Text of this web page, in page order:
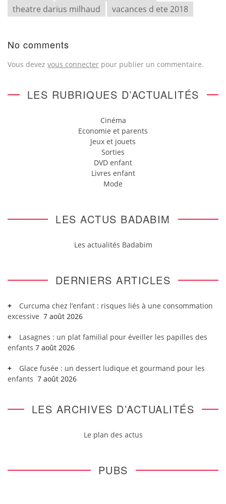
theatre darius milhaud
vacances d ete 2018
No comments
Vous devez vous connecter pour publier un commentaire.
LES RUBRIQUES D’ACTUALITÉS
Cinéma
Economie et parents
Jeux et jouets
Sorties
DVD enfant
Livres enfant
Mode
LES ACTUS BADABIM
Les actualités Badabim
DERNIERS ARTICLES
Curcuma chez l’enfant : risques liés à une consommation
excessive 7 août 2026
Lasagnes : un plat familial pour éveiller les papilles des
enfants 7 août 2026
Glace fusée : un dessert ludique et gourmand pour les
enfants 7 août 2026
LES ARCHIVES D’ACTUALITÉS
Le plan des actus
PUBS